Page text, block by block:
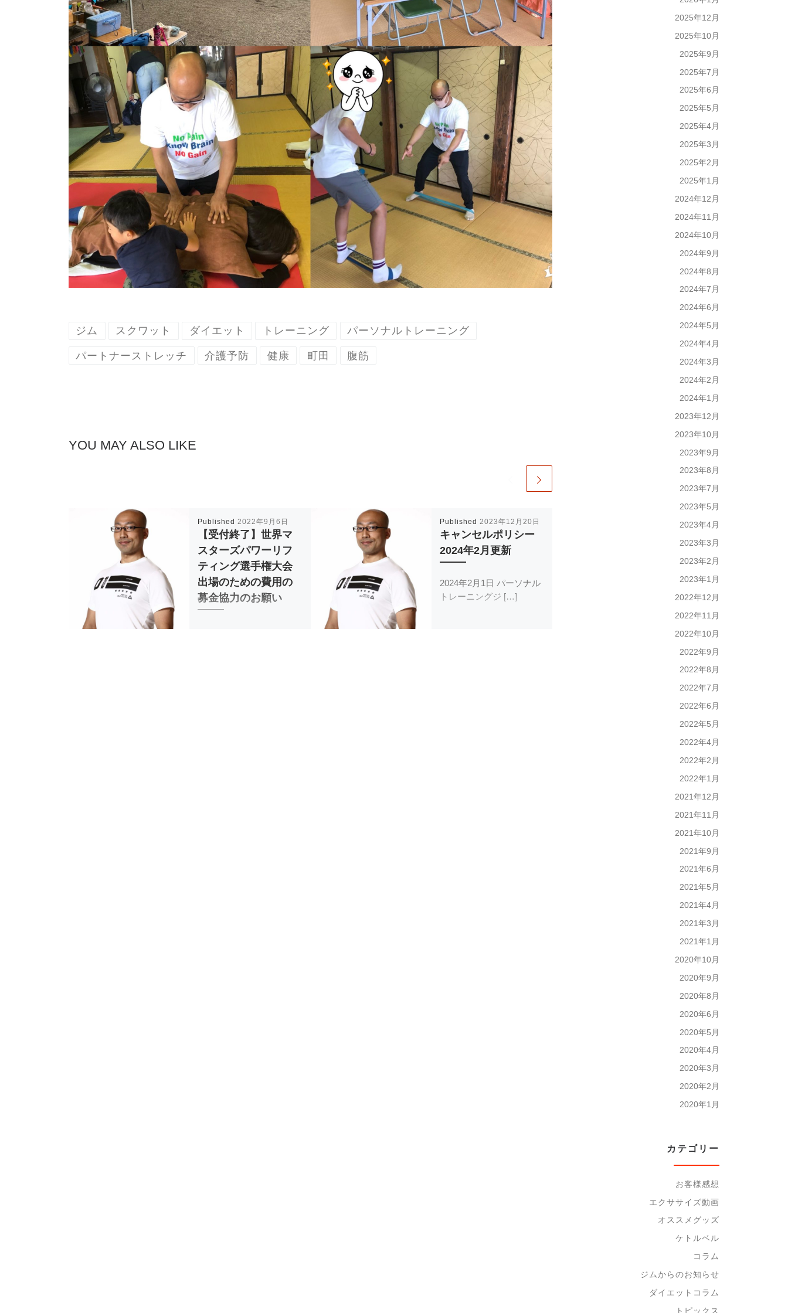
ジム スクワット ダイエット トレーニング パーソナルトレーニング
パートナーストレッチ 介護予防 健康 町田 腹筋
YOU MAY ALSO LIKE
Published2022年9月6日
【受付終了】世界マ
スターズパワーリフ
ティング選手権大会
出場のための費用の
募金協力のお願い
Published 2023年12月20日
キャンセルポリシー
2024年2月更新
2024年2月1日 パーソナル
トレーニングジ […]
Published
グ＆ダイエットコー
ス募集スタート！
こんにちは！ 少し暖かく
なって参りました。 […]
2025年12月
2025年10月
2025年9月
2025年7月
2025年6月
2025年5月
2025年4月
2025年3月
2025年2月
2025年1月
2024年12月
2024年11月
2024年10月
2024年9月
2024年8月
2024年7月
2024年6月
2024年5月
2024年4月
2024年3月
2024年2月
2024年1月
2023年12月
2023年10月
2023年9月
2023年8月
2023年7月
2023年5月
2023年4月
2023年3月
2023年2月
2023年1月
2022年12月
2022年11月
2022年10月
2022年9月
2022年8月
2022年7月
2022年6月
2022年5月
2022年4月
2022年2月
2022年1月
2021年12月
2021年11月
2021年10月
2021年9月
2021年6月
2021年5月
2021年4月
2021年3月
2021年1月
2020年10月
2020年9月
2020年8月
2020年6月
2020年5月
2020年4月
2020年3月
2020年2月
2020年1月
カテゴリー
お客様感想
エクササイズ動画
オススメグッズ
ケトルベル
コラム
ジムからのお知らせ
ダイエットコラム
トピックス